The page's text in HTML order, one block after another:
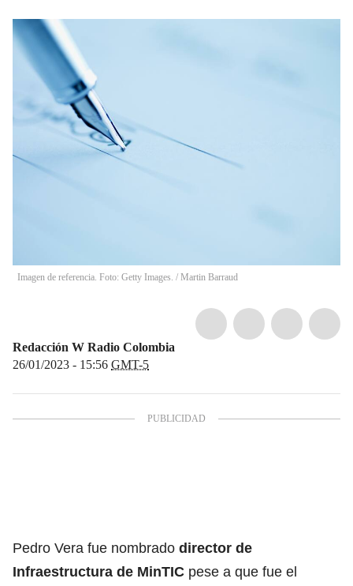
Imagen de referencia. Foto: Getty Images. / Martin Barraud
Redacción W Radio Colombia
26/01/2023 - 15:56 GMT-5
Pedro Vera fue nombrado director de
Infraestructura de MinTIC pese a que fue el